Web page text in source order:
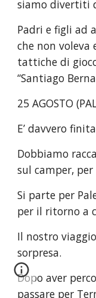
siamo divertiti
Padri e figli ad
che non voleva
tattiche di
“Santiago
25 AGOSTO
E’ davvero
Dobbiamo
sul camper,
Si parte per
per il ritorno a
Il nostro
sorpresa.
Dopo aver
passare per